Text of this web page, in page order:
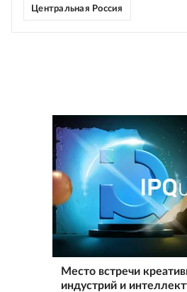
Центральная Россия
Место встречи
индустрий и